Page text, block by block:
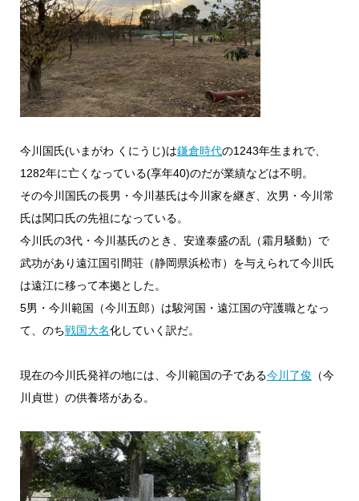
今川国氏(いまがわ くにうじ)は鎌倉時代の1243年生まれで、
1282年に亡くなっている(享年40)のだが業績などは不明。
その今川国氏の長男・今川基氏は今川家を継ぎ、次男・今川常
氏は関口氏の先祖になっている。
今川氏の3代・今川基氏のとき、安達泰盛の乱（霜月騒動）で
武功があり遠江国引間荘（静岡県浜松市）を与えられて今川氏
は遠江に移って本拠とした。
5男・今川範国（今川五郎）は駿河国・遠江国の守護職となっ
て、のち戦国大名化していく訳だ。
現在の今川氏発祥の地には、今川範国の子である今川了俊 （今
川貞世）の供養塔がある。